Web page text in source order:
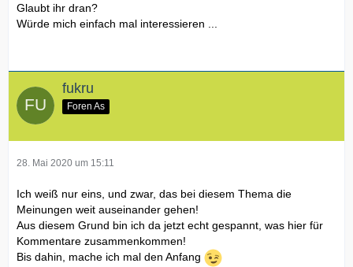
Glaubt ihr dran?
Würde mich einfach mal interessieren ...
fukru
Foren As
28. Mai 2020 um 15:11
Ich weiß nur eins, und zwar, das bei diesem Thema die
Meinungen weit auseinander gehen!
Aus diesem Grund bin ich da jetzt echt gespannt, was hier für
Kommentare zusammenkommen!
Bis dahin, mache ich mal den Anfang